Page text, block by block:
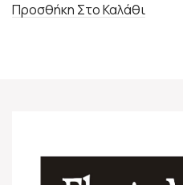
Προσθήκη Στο Καλάθι